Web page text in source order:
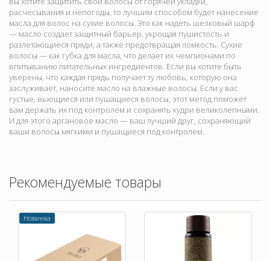
расчесывания и непогоды, то лучшим способом будет нанесение
масла для волос на сухие волосы. Это как надеть шелковый шарф
— масло создает защитный барьер, укрощая пушистость и
разлетающиеся пряди, а также предотвращая ломкость. Сухие
волосы — как губка для масла, что делает их чемпионами по
впитыванию питательных ингредиентов. Если вы хотите быть
уверены, что каждая прядь получает ту любовь, которую она
заслуживает, наносите масло на влажные волосы. Если у вас
густые, вьющиеся или пушащиеся волосы, этот метод поможет
вам держать их под контролем и сохранять кудри великолепными.
И для этого аргановое масло — ваш лучший друг, сохраняющий
ваши волосы мягкими и пушащиеся под контролем.
Рекомендуемые товары
Новинка